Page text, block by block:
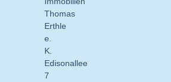
Thomas
Erthle
e.
K.
Edisonallee
7